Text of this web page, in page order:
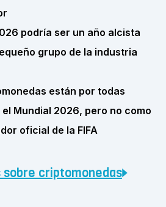
podría ser un año alcista
grupo de la industria
están por todas
Mundial 2026, pero no como
oficial de la FIFA
sobre criptomonedas